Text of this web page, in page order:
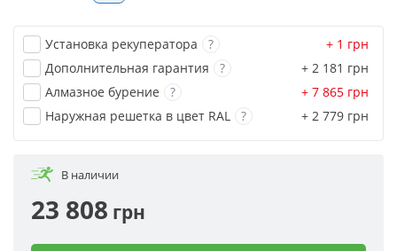
Установка рекуператора ? + 1 грн
Дополнительная гарантия
? + 2 181 грн
Алмазное бурение
? + 7 865 грн
Наружная решетка в цвет RAL
? + 2 779 грн
В наличии
23 808 грн